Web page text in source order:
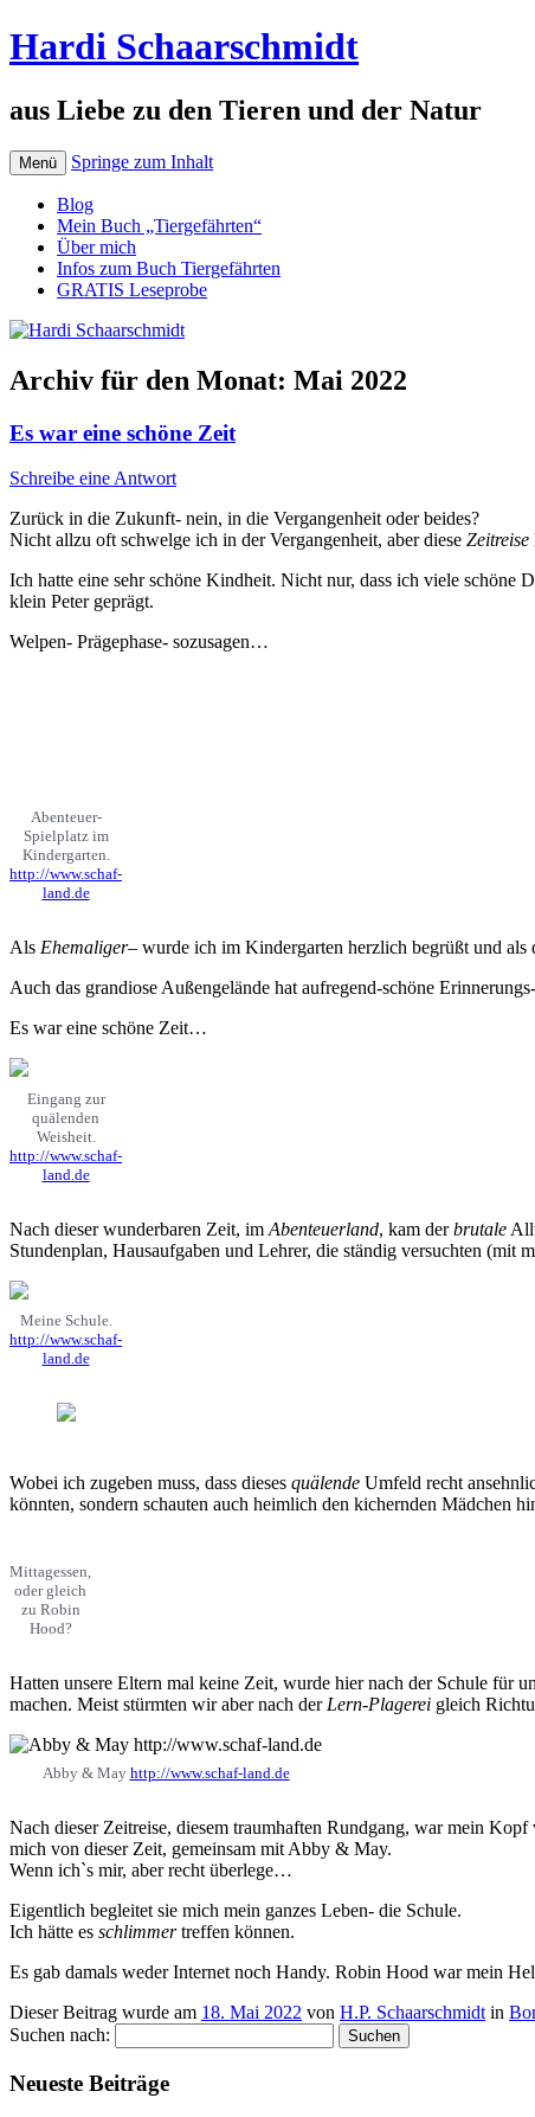
Hardi Schaarschmidt
aus Liebe zu den Tieren und der Natur
Menü Springe zum Inhalt
Blog
Mein Buch „Tiergefährten“
Über mich
Infos zum Buch Tiergefährten
GRATIS Leseprobe
Archiv für den Monat: Mai 2022
Es war eine schöne Zeit
Schreibe eine Antwort
Zurück in die Zukunft- nein, in die Vergangenheit oder beides?
Nicht allzu oft schwelge ich in der Vergangenheit, aber diese Zeitreise
Ich hatte eine sehr schöne Kindheit. Nicht nur, dass ich viele schöne
klein Peter geprägt.
Welpen- Prägephase- sozusagen…
Abenteuer-
Spielplatz im
Kindergarten.
http://www.schaf-
land.de
Als Ehemaliger– wurde ich im Kindergarten herzlich begrüßt und als
Auch das grandiose Außengelände hat aufregend-schöne
Es war eine schöne Zeit…
Eingang zur
quälenden
Weisheit.
http://www.schaf-
land.de
Nach dieser wunderbaren Zeit, im Abenteuerland, kam derbrutale
Stundenplan, Hausaufgaben und Lehrer, die ständig versuchten
Meine Schule.
http://www.schaf-
land.de
Wobei ich zugeben muss, dass dieses quälende Umfeld recht
könnten, sondern schauten auch heimlich den kichernden Mädchen
Mittagessen,
oder gleich
zu Robin
Hood?
Hatten unsere Eltern mal keine Zeit, wurde hier nach der Schule für
machen. Meist stürmten wir aber nach der Lern-Plagerei gleich
Abby & May http://www.schaf-land.de
Nach dieser Zeitreise, diesem traumhaften Rundgang, war mein
mich von dieser Zeit, gemeinsam mit Abby & May.
Wenn ich`s mir, aber recht überlege…
Eigentlich begleitet sie mich mein ganzes Leben- die Schule.
Ich hätte es schlimmertreffen können.
Es gab damals weder Internet noch Handy. Robin Hood war mein
Dieser Beitrag wurde am 18. Mai 2022 von H.P. Schaarschmidt in
Suchen nach:
Neueste Beiträge